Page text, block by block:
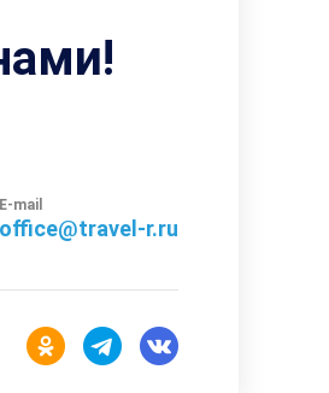
E-mail
office@travel-r.ru